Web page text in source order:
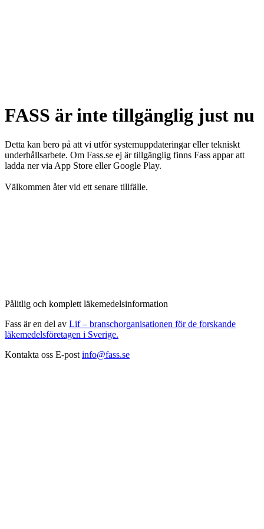
FASS är inte tillgänglig just nu
Detta kan bero på att vi utför systemuppdateringar eller tekniskt
underhållsarbete. Om Fass.se ej är tillgänglig finns Fass appar att
ladda ner via App Store eller Google Play.
Välkommen åter vid ett senare tillfälle.
Pålitlig och komplett läkemedelsinformation
Fass är en del av Lif – branschorganisationen för de forskande
läkemedelsföretagen i Sverige.
Kontakta oss E-post info@fass.se